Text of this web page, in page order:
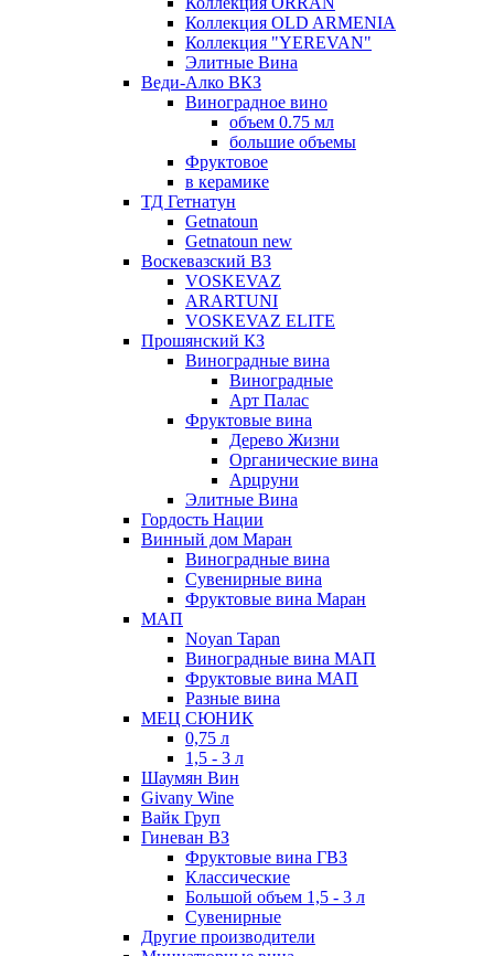
Коллекция OLD ARMENIA
Коллекция "YEREVAN"
Элитные Вина
Веди-Алко ВКЗ
Виноградное вино
объем 0.75 мл
большие объемы
Фруктовое
в керамике
ТД Гетнатун
Getnatoun
Getnatoun new
Воскевазский ВЗ
VOSKEVAZ
ARARTUNI
VOSKEVAZ ELITE
Прошянский КЗ
Виноградные вина
Виноградные
Арт Палас
Фруктовые вина
Дерево Жизни
Органические вина
Арцруни
Элитные Вина
Гордость Нации
Винный дом Маран
Виноградные вина
Сувенирные вина
Фруктовые вина Маран
МАП
Noyan Tapan
Виноградные вина МАП
Фруктовые вина МАП
Разные вина
МЕЦ СЮНИК
0,75 л
1,5 - 3 л
Шаумян Вин
Givany Wine
Вайк Груп
Гиневан ВЗ
Фруктовые вина ГВЗ
Классические
Большой объем 1,5 - 3 л
Сувенирные
Другие производители